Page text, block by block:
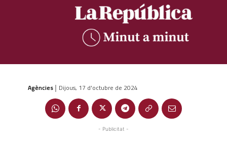
Agències | Dijous, 17 d'octubre de 2024
- Publicitat -